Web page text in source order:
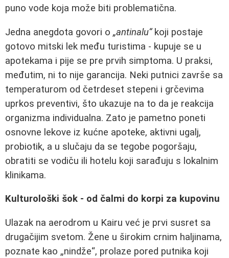
puno vode koja može biti problematična.
Jedna anegdota govori o „antinalu“koji postaje
gotovo mitski lek među turistima - kupuje se u
apotekama i pije se pre prvih simptoma. U praksi,
međutim, ni to nije garancija. Neki putnici završe sa
temperaturom od četrdeset stepeni i grčevima
uprkos preventivi, što ukazuje na to da je reakcija
organizma individualna. Zato je pametno poneti
osnovne lekove iz kućne apoteke, aktivni ugalj,
probiotik, a u slučaju da se tegobe pogoršaju,
obratiti se vodiču ili hotelu koji sarađuju s lokalnim
klinikama.
Kulturološki šok - od čalmi do korpi za kupovinu
Ulazak na aerodrom u Kairu već je prvi susret sa
drugačijim svetom. Žene u širokim crnim haljinama,
poznate kao „nindže“, prolaze pored putnika koji